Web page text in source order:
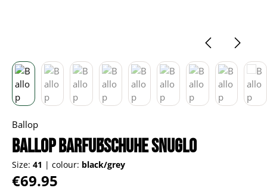
Ballop
Ballop Barfußschuhe Snuglo
Size: 41 | colour: black/grey
Regular price:
€69.95